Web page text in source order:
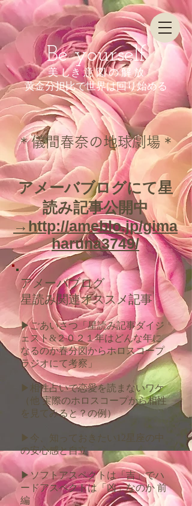
Be yourself
美 しき 意 図 の 解 放
​黄金分担比で世界は回り始める
＊儀間春奈の地球劇場 ＊
​アメーバブログにて星
読み記事公開中
→http://ameblo.jp/gima
haruna3749/
アメーバブログ
星読み関連オススメ記事
▶︎ごあいさつ「星読み記事ダイジ
ェスト&２０２１年はどんな年に
なるのか春分図からホロスコープ
ラジオにて考察」
▶︎相性占いで恋愛を読まないワケ
（他 実際のホロスコープから相性
を見てみると？の例）
▶︎今、知っておきたい12星座の中
の安心感と自立
​▶︎ ソフトアスペクトは「吉」でハ
ードアスペクトは「凶」なのか 前
編